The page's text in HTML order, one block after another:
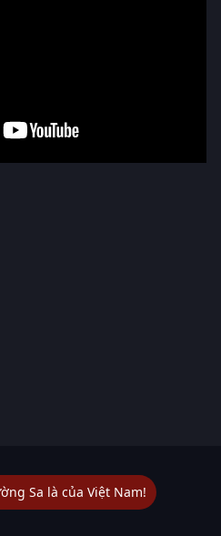
Sa là của Việt Nam!